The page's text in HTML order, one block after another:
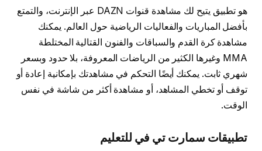
هو تطبيق يتيح لك مشاهدة قنوات DAZN عبر الإنترنت، والتمتع
بأفضل المباريات والفعاليات الرياضية حول العالم. يمكنك
مشاهدة كرة القدم والسباقات والفنون القتالية المختلطة
MMA وغيرها الكثير من الرياضات المعروفة، بلا حدود وبسعر
شهري ثابت. يمكنك أيضًا التحكم في مشاهدتك بإمكانية إعادة أو
توقف أو تخطي المشاهد، أو مشاهدة أكثر من شاشة في نفس
الوقت.
تطبيقات سمارت تي في للتعليم